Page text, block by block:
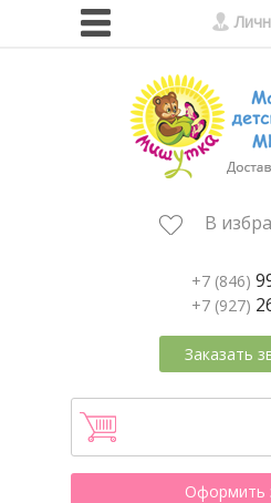
В
+7 (846)
+7 (927)
Заказать
Оформить